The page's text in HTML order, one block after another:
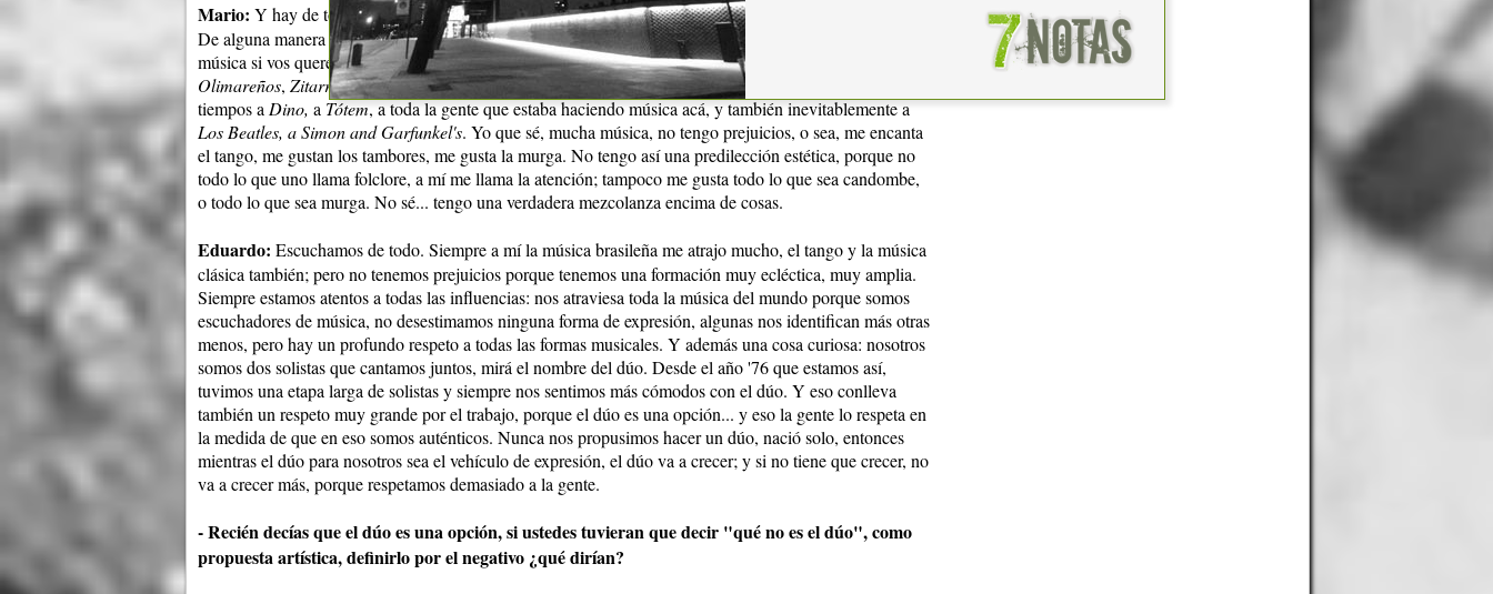
Mario: Y hay de todo un poco, creo que no escapamos de lo que le pasa a la mayoría de los uruguayos.
De alguna manera igual me marcó mucho la generación de los '60, de repente en forma más profunda la
música si vos querés más "folclorística" por llamarla de alguna manera, o sea, todo lo que era
Olimareños, Zitarrosa,Viglietti Sabalero. Pero también escuchaba permanentemente por aquellos
tiempos aDino, a Tótem, a toda la gente que estaba haciendo música acá, y también inevitablemente a
Los Beatles, a Simon and Garfunkel's. Yo que sé, mucha música, no tengo prejuicios, o sea, me encanta
el tango, me gustan los tambores, me gusta la murga. No tengo así una predilección estética, porque no
todo lo que uno llama folclore, a mí me llama la atención; tampoco me gusta todo lo que sea candombe,
o todo lo que sea murga. No sé... tengo una verdadera mezcolanza encima de cosas.
Eduardo: Escuchamos de todo. Siempre a mí la música brasileña me atrajo mucho, el tango y la música
clásica también; pero no tenemos prejuicios porque tenemos una formación muy ecléctica, muy amplia.
Siempre estamos atentos a todas las influencias: nos atraviesa toda la música del mundo porque somos
escuchadores de música, no desestimamos ninguna forma de expresión, algunas nos identifican más otras
menos, pero hay un profundo respeto a todas las formas musicales. Y además una cosa curiosa: nosotros
somos dos solistas que cantamos juntos, mirá el nombre del dúo. Desde el año '76 que estamos así,
tuvimos una etapa larga de solistas y siempre nos sentimos más cómodos con el dúo. Y eso conlleva
también un respeto muy grande por el trabajo, porque el dúo es una opción... y eso la gente lo respeta en
la medida de que en eso somos auténticos. Nunca nos propusimos hacer un dúo, nació solo, entonces
mientras el dúo para nosotros sea el vehículo de expresión, el dúo va a crecer; y si no tiene que crecer, no
va a crecer más, porque respetamos demasiado a la gente.
- Recién decías que el dúo es una opción, si ustedes tuvieran que decir "qué no es el dúo", como
propuesta artística, definirlo por el negativo ¿qué dirían?